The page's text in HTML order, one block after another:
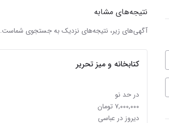
نتیجه‌های مشابه
آگهی‌های زیر، نتیجه‌های نزدیک به جستجوی شماست.
کتابخانه و میز تحریر
در حد نو
۷,۰۰۰,۰۰۰ تومان
دیروز در عباسی